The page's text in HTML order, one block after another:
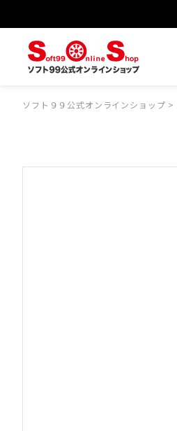
ソフト９９公式オンラインショップ >